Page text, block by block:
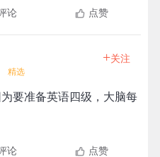
论 点赞
精选
+关注
要准备英语四级，大脑每
论 点赞